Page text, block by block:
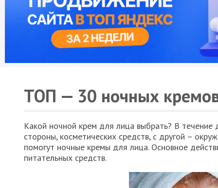
ТОП — 30 ночных
Какой ночной крем для лица выбрать? В течение
стороны, косметических средств, с другой –
помогут ночные кремы для лица. Основное
питательных средств.